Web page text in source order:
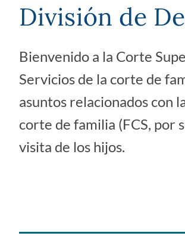
División de
Bienvenido a la Corte
Servicios de la corte de
asuntos relacionados con
corte de familia (FCS, por
visita de los hijos.